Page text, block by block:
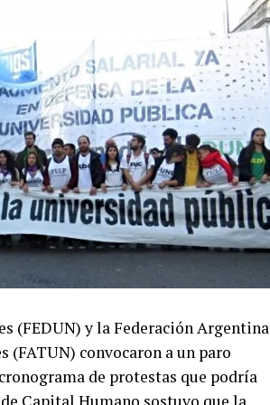
un empleo valoran especialmente la
el sacerdote, el trabajo constituye
para alcanzar una vida digna.
La primera misa se celebró
(FEDUN) y la Federación Argentina
(FATUN) convocaron a un paro
de protestas que podría
Capital Humano sostuvo que la